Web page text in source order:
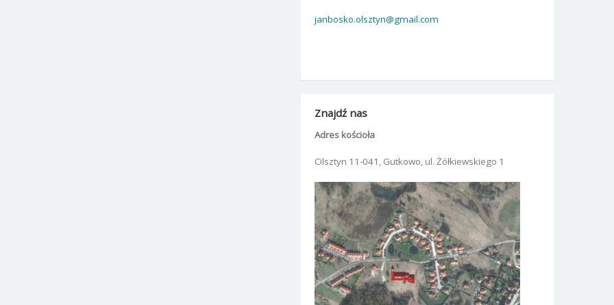
janbosko.olsztyn@gmail.com
Znajdź nas
Adres kościoła
Olsztyn 11-041, Gutkowo, ul. Żółkiewskiego 1